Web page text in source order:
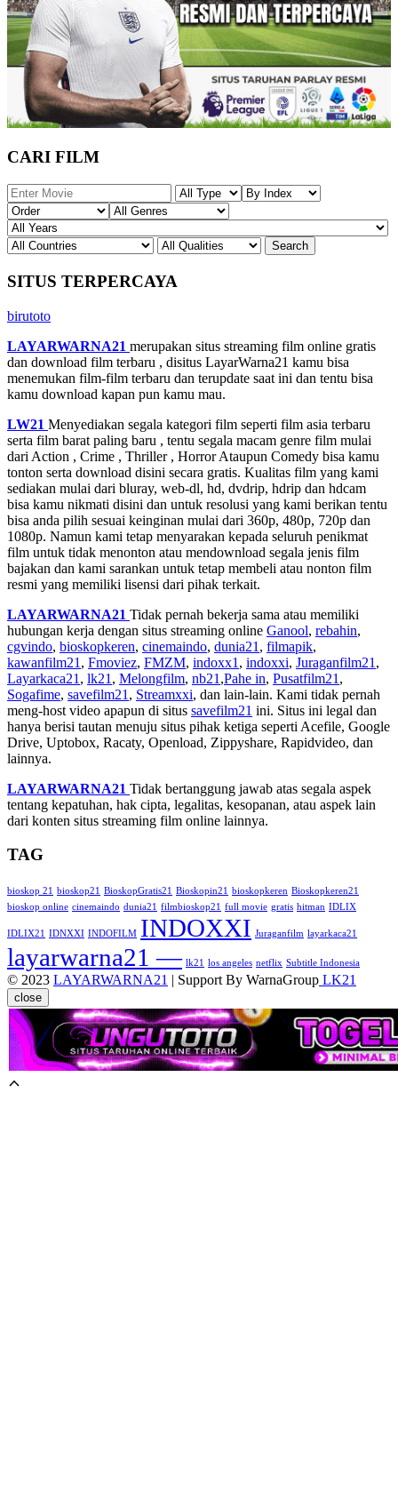
CARI FILM
SITUS TERPERCAYA
birutoto
LAYARWARNA21 merupakan situs streaming film online gratis
dan download film terbaru , disitus LayarWarna21 kamu bisa
menemukan film-film terbaru dan terupdate saat ini dan tentu bisa
kamu download kapan pun kamu mau.
LW21 Menyediakan segala kategori film seperti film asia terbaru
serta film barat paling baru , tentu segala macam genre film mulai
dari Action , Crime , Thriller , Horror Ataupun Comedy bisa kamu
tonton serta download disini secara gratis. Kualitas film yang kami
sediakan mulai dari bluray, web-dl, hd, dvdrip, hdrip dan hdcam
bisa kamu nikmati disini dan untuk resolusi yang kami berikan tentu
bisa anda pilih sesuai keinginan mulai dari 360p, 480p, 720p dan
1080p. Namun kami tetap menyarakan kepada seluruh penikmat
film untuk tidak menonton atau mendownload segala jenis film
bajakan dan kami sarankan untuk tetap membeli atau nonton film
resmi yang memiliki lisensi dari pihak terkait.
LAYARWARNA21 Tidak pernah bekerja sama atau memiliki
hubungan kerja dengan situs streaming online Ganool, rebahin,
cgvindo, bioskopkeren, cinemaindo, dunia21 , filmapik,
kawanfilm21 , Fmoviez, FMZM, indoxx1 , indoxxi, Juraganfilm21 ,
Layarkaca21 , lk21 , Melongfilm, nb21 ,Pahe in, Pusatfilm21 ,
Sogafime, savefilm21 , Streamxxi, dan lain-lain. Kami tidak pernah
meng-host video apapun di situs savefilm21 ini. Situs ini legal dan
hanya berisi tautan menuju situs pihak ketiga seperti Acefile, Google
Drive, Uptobox, Racaty, Openload, Zippyshare, Rapidvideo, dan
lainnya.
LAYARWARNA21 Tidak bertanggung jawab atas segala aspek
tentang kepatuhan, hak cipta, legalitas, kesopanan, atau aspek lain
dari konten situs streaming film online lainnya.
TAG
bioskop 21 bioskop21 BioskopGratis21 Bioskopin21 bioskopkeren Bioskopkeren21
bioskop online cinemaindo dunia21 filmbioskop21 full movie gratis hitman IDLIX
IDLIX21 IDNXXI INDOFILM INDOXXI Juraganfilm layarkaca21
layarwarna21 — lk21 los angeles netflix Subtitle Indonesia
© 2023 LAYARWARNA21 | Support By WarnaGroup LK21
close